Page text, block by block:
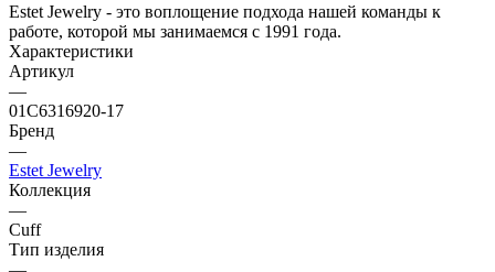
Estet Jewelry - это воплощение подхода нашей команды к
работе, которой мы занимаемся с 1991 года.
Характеристики
Артикул
—
01С6316920-17
Бренд
—
Estet Jewelry
Коллекция
—
Cuff
Тип изделия